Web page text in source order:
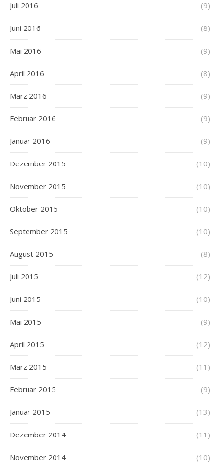
Juli 2016 (9)
Juni 2016 (8)
Mai 2016 (9)
April 2016 (8)
März 2016 (9)
Februar 2016 (9)
Januar 2016 (9)
Dezember 2015 (10)
November 2015 (10)
Oktober 2015 (10)
September 2015 (10)
August 2015 (8)
Juli 2015 (12)
Juni 2015 (10)
Mai 2015 (9)
April 2015 (12)
März 2015 (11)
Februar 2015 (9)
Januar 2015 (13)
Dezember 2014 (11)
November 2014 (10)